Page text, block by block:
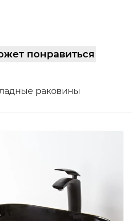
понравиться
раковины